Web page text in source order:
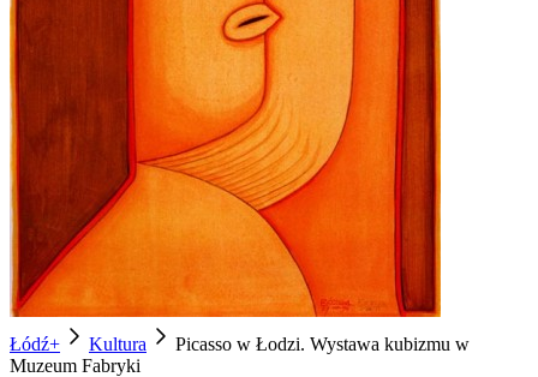
Łódź+ Kultura
Picasso w Łodzi. Wystawa kubizmu w
Muzeum Fabryki